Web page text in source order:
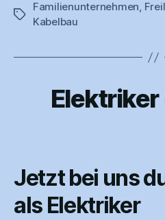
Schlagwörter
Familienunternehmen,
Kabelbau
Jetzt bei uns
als Elektriker